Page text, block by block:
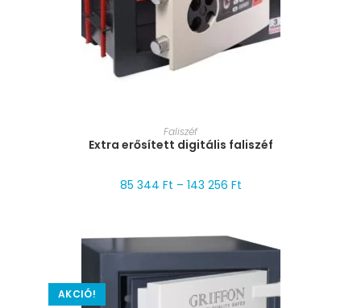
MÉRET VÁLASZTÁSA
Faliszéf
Extra erősített digitális faliszéf
85 344 Ft – 143 256 Ft
AKCIÓ!